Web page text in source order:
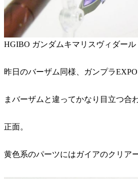
HGIBO ガンダムキマリスヴィダー
昨日のバーザム同様、ガンプラ
まバーザムと違ってかなり目立つ合
正面。
黄色系のパーツにはガイアのクリア